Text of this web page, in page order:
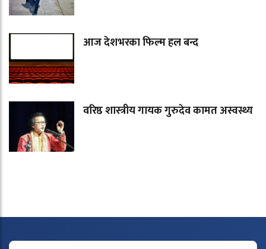
आज देशभरका फिल्म हल बन्द
वरिष्ठ शास्त्रीय गायक गुरुदेव कामत अस्वस्थ्य